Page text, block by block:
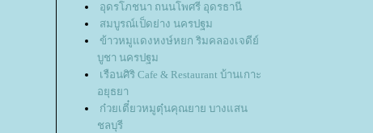
อุดรโภชนา ถนนโพศรี อุดรธานี
สมบูรณ์เป็ดย่าง นครปฐม
ข้าวหมูแดงหงษ์หยก ริมคลองเจดีย์
บูชา นครปฐม
เรือนศิริ Cafe & Restaurant บ้านเกาะ
อยุธยา
ก๋วยเตี๋ยวหมูตุ๋นคุณยาย บางแสน
ชลบุรี